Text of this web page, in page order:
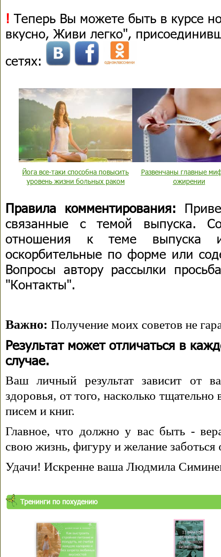
! Теперь Вы можете быть в курсе
вкусно, Живи легко",
сетях:
Йога все-таки способна повысить
уровень жизни больных раком
Развенчаны главные
ожирении
Правила комментирования:
связанные с темой выпуска.
отношения к теме выпуска
оскорбительные по форме или
Вопросы автору рассылки
"Контакты".
Важно: Получение моих советов не
Результат может отличаться в
случае.
Ваш личный результат зависит от
здоровья, от того, насколько
писем и книг.
Главное, что должно у вас быть -
свою жизнь, фигуру и желание заботься
Удачи! Искренне ваша Людмила
Тренинги по похудению